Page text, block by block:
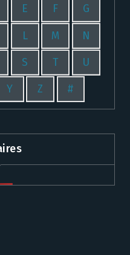
E F G
L M N
S T U
Y Z #